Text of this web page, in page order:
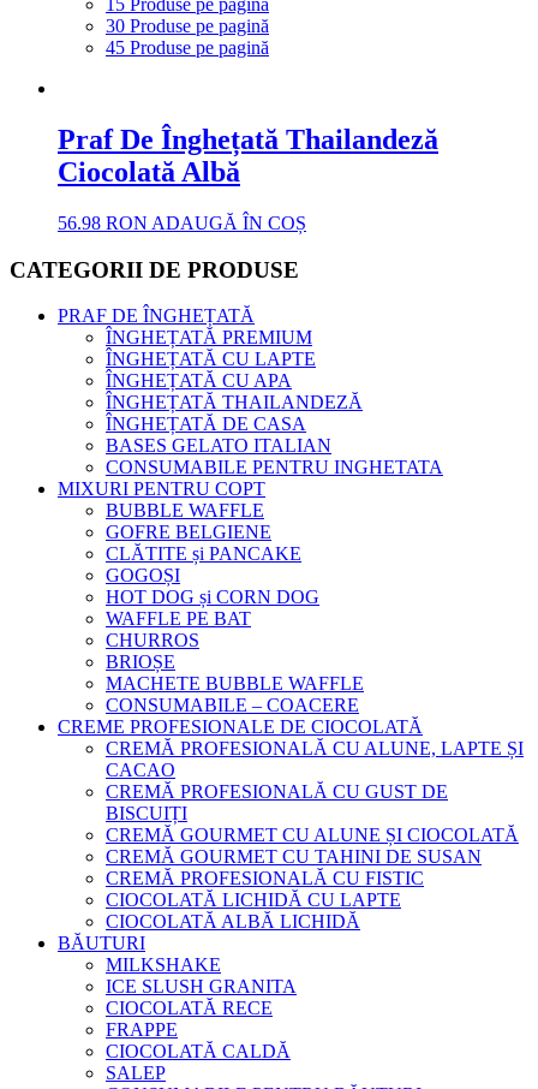
15 Produse pe pagină
30 Produse pe pagină
45 Produse pe pagină
Praf De Înghețată Thailandeză
Ciocolată Albă
56.98 RON ADAUGĂ ÎN COȘ
CATEGORII DE PRODUSE
PRAF DE ÎNGHEȚATĂ
ÎNGHEȚATĂ PREMIUM
ÎNGHEȚATĂ CU LAPTE
ÎNGHEȚATĂ CU APA
ÎNGHEȚATĂ THAILANDEZĂ
ÎNGHEȚATĂ DE CASA
BASES GELATO ITALIAN
CONSUMABILE PENTRU INGHETATA
MIXURI PENTRU COPT
BUBBLE WAFFLE
GOFRE BELGIENE
CLĂTITE și PANCAKE
GOGOȘI
HOT DOG și CORN DOG
WAFFLE PE BAT
CHURROS
BRIOȘE
MACHETE BUBBLE WAFFLE
CONSUMABILE – COACERE
CREME PROFESIONALE DE CIOCOLATĂ
CREMĂ PROFESIONALĂ CU ALUNE, LAPTE ȘI
CACAO
CREMĂ PROFESIONALĂ CU GUST DE
BISCUIȚI
CREMĂ GOURMET CU ALUNE ȘI CIOCOLATĂ
CREMĂ GOURMET CU TAHINI DE SUSAN
CREMĂ PROFESIONALĂ CU FISTIC
CIOCOLATĂ LICHIDĂ CU LAPTE
CIOCOLATĂ ALBĂ LICHIDĂ
BĂUTURI
MILKSHAKE
ICE SLUSH GRANITA
CIOCOLATĂ RECE
FRAPPE
CIOCOLATĂ CALDĂ
SALEP